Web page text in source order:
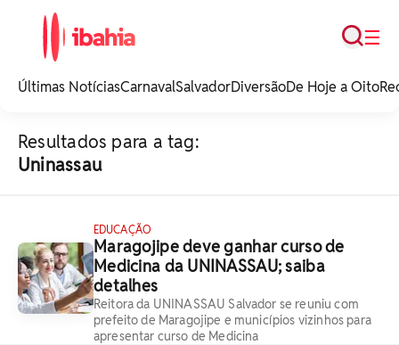
noticias e
☰
Busca
Últimas NotíciasCarnavalSalvadorDiversãoDe Hoje a Oito
Resultados para a tag:
Uninassau
EDUCAÇÃO
Maragojipe deve ganhar curso de
Medicina da UNINASSAU; saiba
detalhes
Reitora da UNINASSAU Salvador se reuniu com
prefeito de Maragojipe e municípios vizinhos para
apresentar curso de Medicina